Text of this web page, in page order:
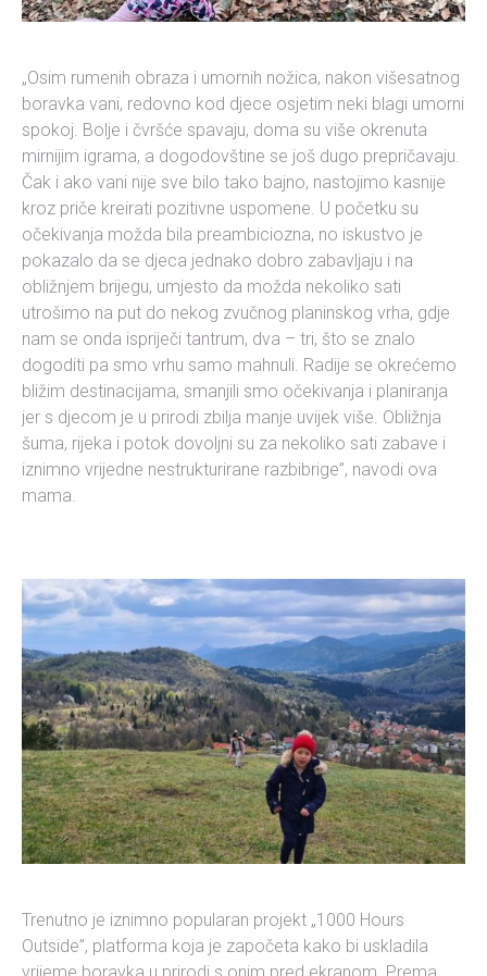
„Osim rumenih obraza i umornih nožica, nakon višesatnog
boravka vani, redovno kod djece osjetim neki blagi umorni
spokoj. Bolje i čvršće spavaju, doma su više okrenuta
mirnijim igrama, a dogodovštine se još dugo prepričavaju.
Čak i ako vani nije sve bilo tako bajno, nastojimo kasnije
kroz priče kreirati pozitivne uspomene. U početku su
očekivanja možda bila preambiciozna, no iskustvo je
pokazalo da se djeca jednako dobro zabavljaju i na
obližnjem brijegu, umjesto da možda nekoliko sati
utrošimo na put do nekog zvučnog planinskog vrha, gdje
nam se onda ispriječi tantrum, dva – tri, što se znalo
dogoditi pa smo vrhu samo mahnuli. Radije se okrećemo
bližim destinacijama, smanjili smo očekivanja i planiranja
jer s djecom je u prirodi zbilja manje uvijek više. Obližnja
šuma, rijeka i potok dovoljni su za nekoliko sati zabave i
iznimno vrijedne nestrukturirane razbibrige”, navodi ova
mama.
Trenutno je iznimno popularan projekt „1000 Hours
Outside”, platforma koja je započeta kako bi uskladila
vrijeme boravka u prirodi s onim pred ekranom. Prema